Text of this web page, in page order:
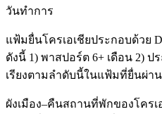
วันทำการ
แฟ้มยื่นโครเอเชียประกอบด้วย
ดังนี้ 1) พาสปอร์ต 6+ เดือน 2) ป
เรียงตามลำดับนี้ในแฟ้มที่ยื่นผ่าน
ผังเมือง–คืนสถานที่พักของโครเ